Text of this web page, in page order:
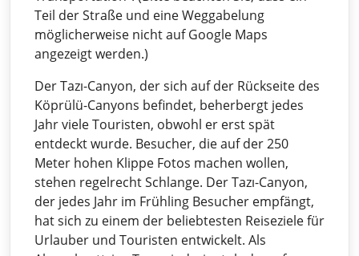
Teil der Straße und eine Weggabelung
möglicherweise nicht auf Google Maps
angezeigt werden.)
Der Tazı-Canyon, der sich auf der Rückseite des
Köprülü-Canyons befindet, beherbergt jedes
Jahr viele Touristen, obwohl er erst spät
entdeckt wurde. Besucher, die auf der 250
Meter hohen Klippe Fotos machen wollen,
stehen regelrecht Schlange. Der Tazı-Canyon,
der jedes Jahr im Frühling Besucher empfängt,
hat sich zu einem der beliebtesten Reiseziele für
Urlauber und Touristen entwickelt. Als